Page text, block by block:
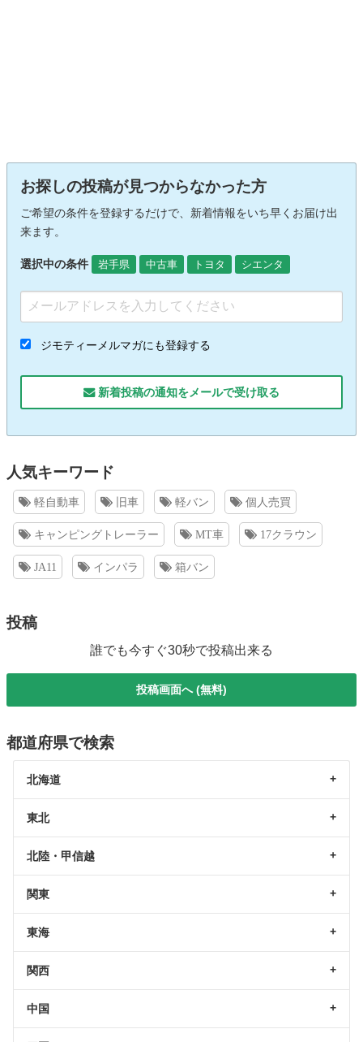
お探しの投稿が見つからなかった方
ご希望の条件を登録するだけで、新着情報をいち早くお届け出
来ます。
選択中の条件 岩手県 中古車 トヨタ シエンタ
ジモティーメルマガにも登録する
新着投稿の通知をメールで受け取る
人気キーワード
軽自動車 旧車 軽バン 個人売買
キャンピングトレーラー MT車 17クラウン
JA11 インパラ 箱バン
投稿
誰でも今すぐ30秒で投稿出来る
投稿画面へ (無料)
都道府県で検索
北海道
東北
北陸・甲信越
関東
東海
関西
中国